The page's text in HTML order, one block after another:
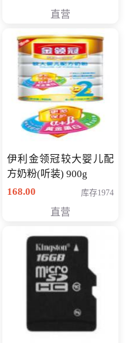
直营
伊利金领冠较大婴儿配
方奶粉(听装) 900g
168.00
库存1974
直营